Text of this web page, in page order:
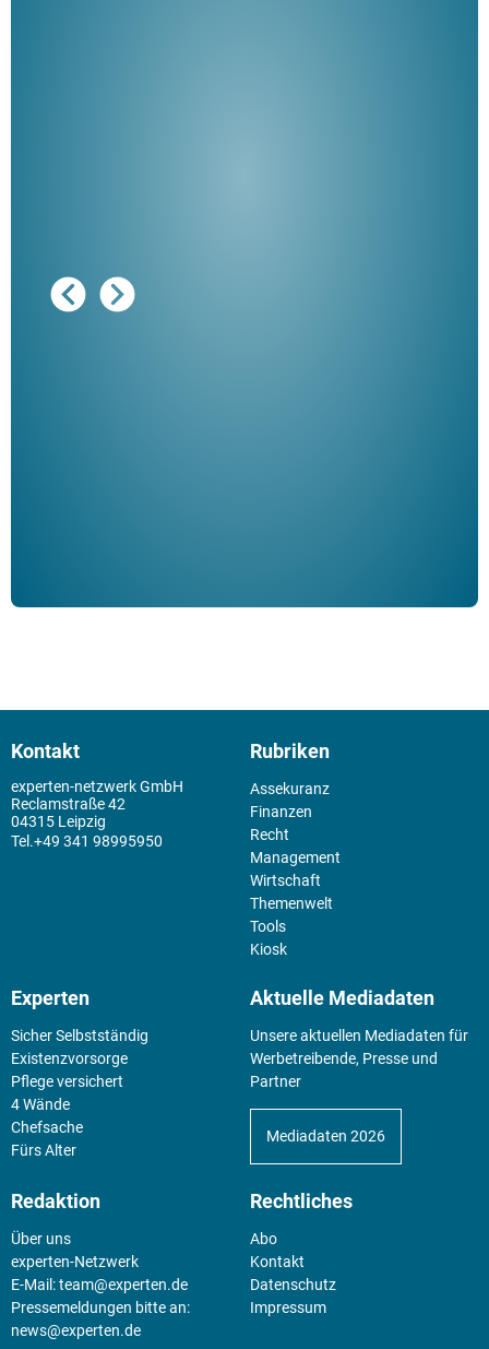
Kontakt
experten-netzwerk GmbH
Reclamstraße 42
04315 Leipzig
+49 341 98995950
Rubriken
Assekuranz
Finanzen
Recht
Management
Wirtschaft
Themenwelt
Tools
Kiosk
Experten
Sicher Selbstständig
Existenz­vorsorge
Pflege versichert
4 Wände
Chefsache
Fürs Alter
Aktuelle Mediadaten
Unsere aktuellen Mediadaten für
Werbetreibende, Presse und
Partner
Mediadaten 2026
Redaktion
Über uns
experten-Netzwerk
E-Mail:team@experten.de
Pressemeldungen bitte an:
news@experten.de
Rechtliches
Abo
Kontakt
Datenschutz
Impressum